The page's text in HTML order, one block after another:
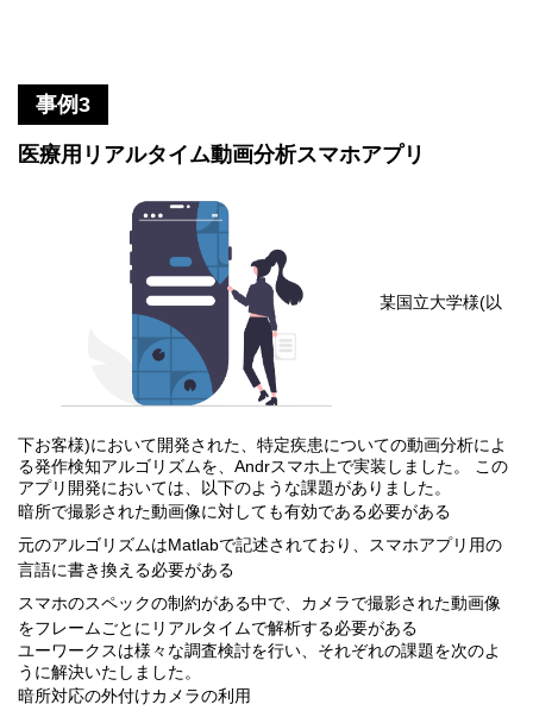
事例3
医療用リアルタイム動画分析スマホアプリ
某国立大学様(以
下お客様)において開発された、特定疾患についての動画分析によ
る発作検知アルゴリズムを、Andrスマホ上で実装しました。 この
アプリ開発においては、以下のような課題がありました。
暗所で撮影された動画像に対しても有効である必要がある
元のアルゴリズムはMatlabで記述されており、スマホアプリ用の
言語に書き換える必要がある
スマホのスペックの制約がある中で、カメラで撮影された動画像
をフレームごとにリアルタイムで解析する必要がある
ユーワークスは様々な調査検討を行い、それぞれの課題を次のよ
うに解決いたしました。
暗所対応の外付けカメラの利用